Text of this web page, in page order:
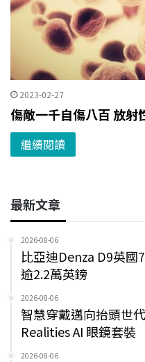
2023-02-27
傷敵一千自傷八百 放射
繼續閱讀
最新文章
2026-08-06
比亞迪Denza D9英國
逾2.2萬英鎊
2026-08-06
智慧穿戴邁向抬頭世
Realities AI 眼鏡套裝
2026-08-06